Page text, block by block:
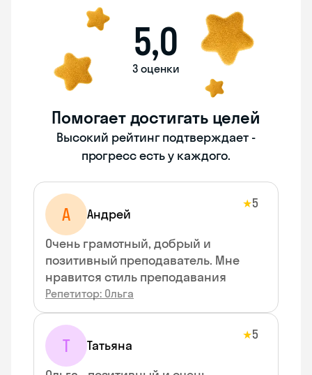
5,0
3 оценки
Помогает достигать целей
Высокий рейтинг подтверждает -
прогресс есть у каждого.
А Андрей
★5
Очень грамотный, добрый и
позитивный преподаватель. Мне
нравится стиль преподавания
Репетитор: Ольга
Т Татьяна
★5